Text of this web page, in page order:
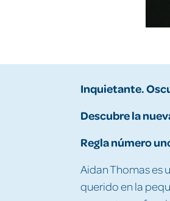
Inquietante.
Descubre la
Regla número
Aidan Thomas es
querido en la